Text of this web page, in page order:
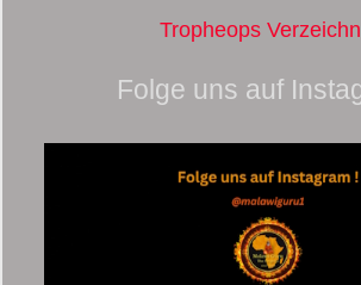
Tropheops
Folge uns auf